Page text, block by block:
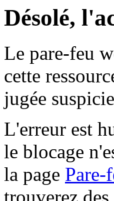
Désolé,
Le pare-feu
cette
jugée
L'erreur est
le blocage
la page Pare-